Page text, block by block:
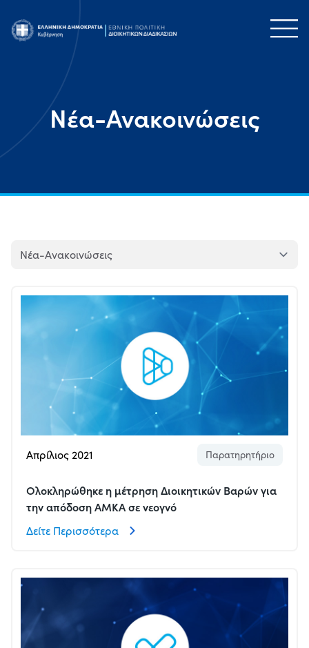
Νέα-Ανακοινώσεις
Απρίλιος 2021 Παρατηρητήριο
Ολοκληρώθηκε η μέτρηση Διοικητικών Βαρών για
την απόδοση ΑΜΚΑ σε νεογνό
Δείτε Περισσότερα